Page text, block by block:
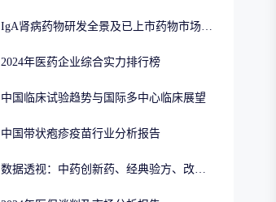
IgA肾病药物研发全景及已上市药物市场竞争格局报告
2024年医药企业综合实力排行榜
中国临床试验趋势与国际多中心临床展望
中国带状疱疹疫苗行业分析报告
数据透视：中药创新药、经典验方、改良型新药、同名同方的申报、获批、销售情况